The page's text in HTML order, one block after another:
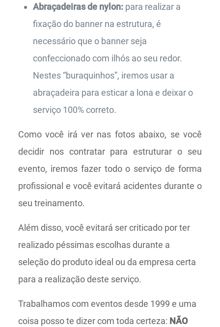
Abraçadeiras de nylon:para realizar a
fixação do banner na estrutura, é
necessário que o banner seja
confeccionado com ilhós ao seu redor.
Nestes “buraquinhos”, iremos usar a
abraçadeira para esticar a lona e deixar o
serviço 100% correto.
Como você irá ver nas fotos abaixo, se você
decidir nos contratar para estruturar o seu
evento, iremos fazer todo o serviço de forma
profissional e você evitará acidentes durante o
seu treinamento.
Além disso, você evitará ser criticado por ter
realizado péssimas escolhas durante a
seleção do produto ideal ou da empresa certa
para a realização deste serviço.
Trabalhamos com eventos desde 1999 e uma
coisa posso te dizer com toda certeza: NÃO